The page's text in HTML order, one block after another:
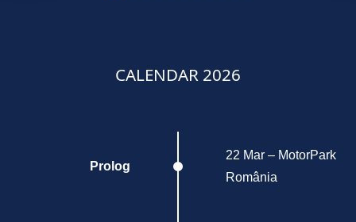
CALENDAR 2026
Prolog
22 Mar – MotorPark
România